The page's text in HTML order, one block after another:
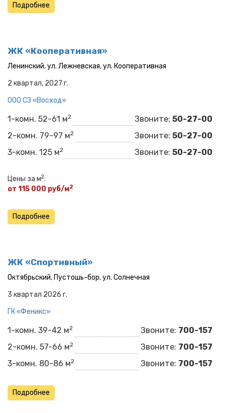
Подробнее
ЖК «Кооперативная»
Ленинский,ул. Лежневская,ул. Кооперативная
2 квартал, 2027 г.
ООО СЗ «Восход»
1-комн. 52-61 м2 Звоните: 50-27-00
2-комн. 79-97 м2 Звоните: 50-27-00
3-комн. 125 м2 Звоните: 50-27-00
Цены за м2:
от 115 000 руб/м2
Подробнее
ЖК «Спортивный»
Октябрьский, Пустошь-бор,ул. Солнечная
3 квартал 2026 г.
ГК «Феникс»
1-комн. 39-42 м2 Звоните: 700-157
2-комн. 57-66 м2 Звоните: 700-157
3-комн. 80-86 м2 Звоните: 700-157
Подробнее